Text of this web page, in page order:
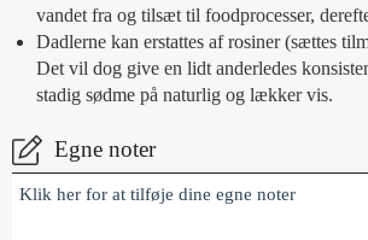
vandet fra og tilsæt til foodprocesser,
Dadlerne kan erstattes af rosiner (sættes
Det vil dog give en lidt anderledes
stadig sødme på naturlig og lækker vis.
Egne noter
Klik her for at tilføje dine egne noter